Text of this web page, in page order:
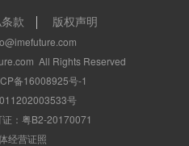
款 版权声明
All Rights Reserved
备16008925号-1
号
：粤B2-20170071
经营证照